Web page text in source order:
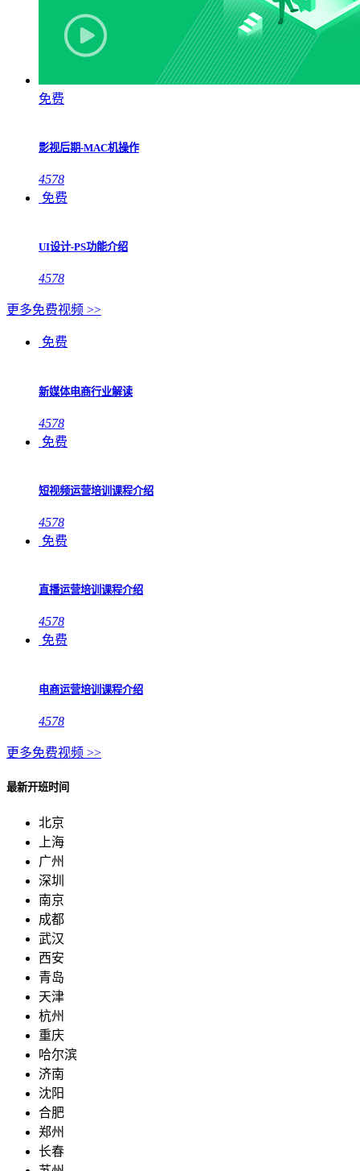
免费
影视后期-MAC机操作
4578
免费
UI设计-PS功能介绍
4578
更多免费视频 >>
免费
新媒体电商行业解读
4578
免费
短视频运营培训课程介绍
4578
免费
直播运营培训课程介绍
4578
免费
电商运营培训课程介绍
4578
更多免费视频 >>
最新开班时间
北京
上海
广州
深圳
南京
成都
武汉
西安
青岛
天津
杭州
重庆
哈尔滨
济南
沈阳
合肥
郑州
长春